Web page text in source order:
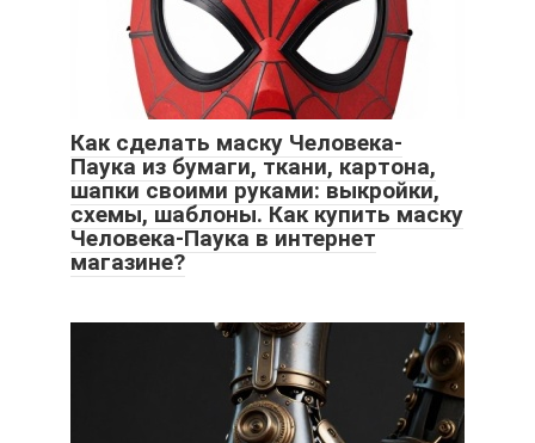
Как сделать маску Человека-
Паука из бумаги, ткани, картона,
шапки своими руками: выкройки,
схемы, шаблоны. Как купить маску
Человека-Паука в интернет
магазине?